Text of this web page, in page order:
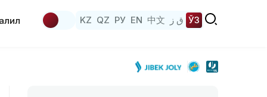
KZ QZ РУ EN 中文 ق ز ЎЗ